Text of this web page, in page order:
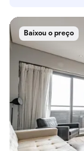
Baixou o preço